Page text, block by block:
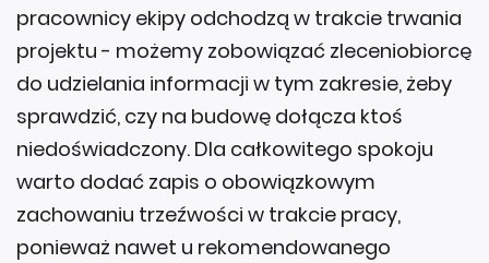
pracownicy ekipy odchodzą w trakcie trwania
projektu - możemy zobowiązać zleceniobiorcę
do udzielania informacji w tym zakresie, żeby
sprawdzić, czy na budowę dołącza ktoś
niedoświadczony. Dla całkowitego spokoju
warto dodać zapis o obowiązkowym
zachowaniu trzeźwości w trakcie pracy,
ponieważ nawet u rekomendowanego